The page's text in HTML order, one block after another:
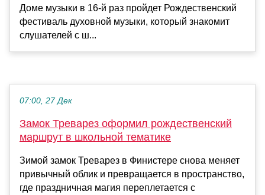
Доме музыки в 16-й раз пройдет Рождественский
фестиваль духовной музыки, который знакомит
слушателей с ш...
07:00, 27 Дек
Замок Треварез оформил рождественский
маршрут в школьной тематике
Зимой замок Треварез в Финистере снова меняет
привычный облик и превращается в пространство,
где праздничная магия переплетается с